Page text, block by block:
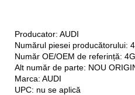
Producator: AUDI
Numărul piesei producătorului:
Număr OE/OEM de referință:
Alt număr de parte: NOU
Marca: AUDI
UPC: nu se aplică